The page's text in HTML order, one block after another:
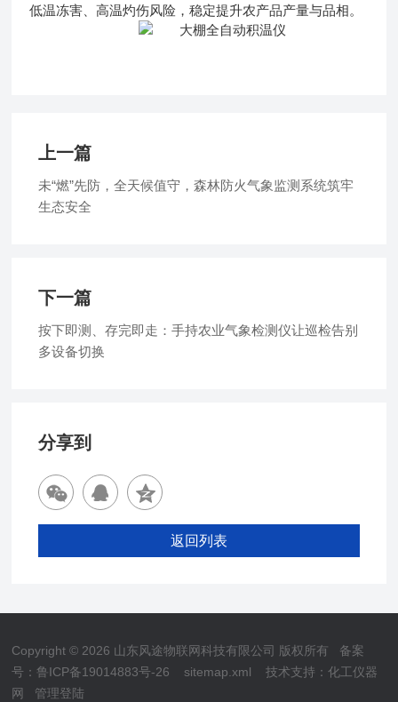
低温冻害、高温灼伤风险，稳定提升农产品产量与品相。
上一篇
未“燃”先防，全天候值守，森林防火气象监测系统筑牢
生态安全
下一篇
按下即测、存完即走：手持农业气象检测仪让巡检告别
多设备切换
分享到
返回列表
Copyright © 2026 山东风途物联网科技有限公司 版权所有 备案
号：鲁ICP备19014883号-26
sitemap.xml 技术支持：化工仪器
网
管理登陆